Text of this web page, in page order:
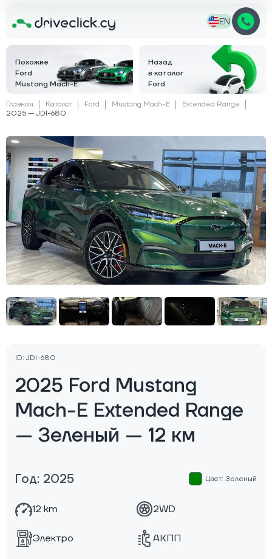
EN
Похожие
Ford
Mustang Mach-E
Назад
в каталог
Ford
Главная Каталог Ford Mustang Mach-E
Extended Range
2025 — JDI-680
ID: JDI-680
2025 Ford Mustang
Mach-E Extended Range
— Зеленый — 12 км
Год: 2025 Цвет: Зеленый
12 km 2WD
Электро АКПП